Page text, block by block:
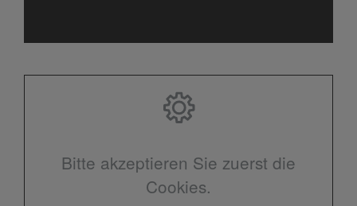
Bitte akzeptieren Sie zuerst die
Cookies.